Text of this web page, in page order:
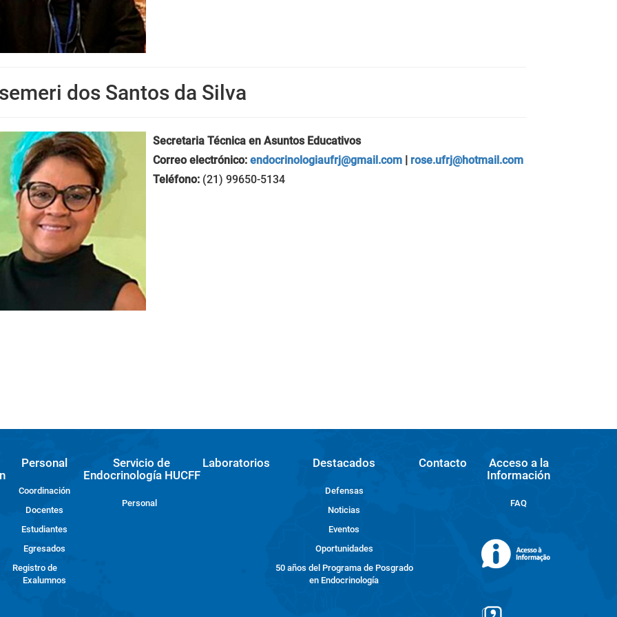
dos Santos da Silva
Secretaria Técnica en Asuntos Educativos
Correo electrónico: endocrinologiaufrj@gmail.com| rose.ufrj@hotmail.com
Teléfono:(21) 99650-5134
Personal
Coordinación
Docentes
Estudiantes
Egresados
Registro de
Exalumnos
Servicio de
Endocrinología HUCFF
Personal
Laboratorios Destacados
Defensas
Noticias
Eventos
Oportunidades
50 años del Programa de Posgrado
en Endocrinología
Contacto
Acceso a la
Información
FAQ